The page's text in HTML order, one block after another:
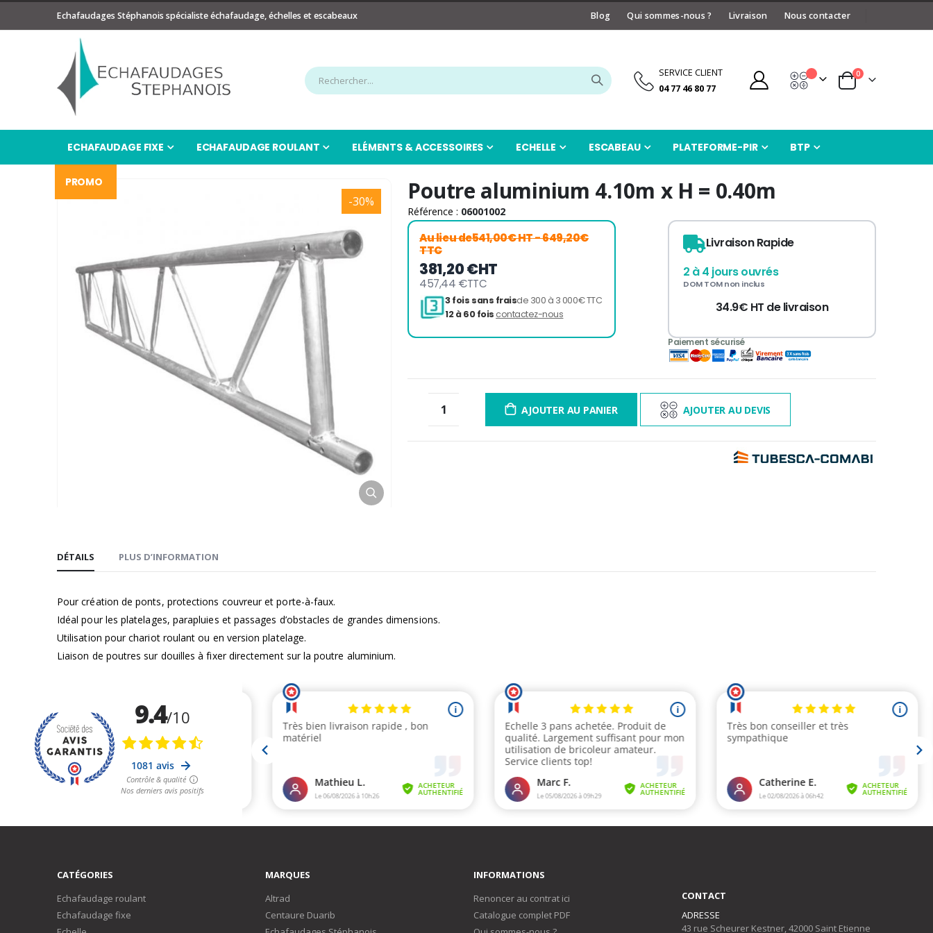
Echafaudages Stéphanois spécialiste échafaudage, échelles et escabeaux Blog Qui sommes-nous ? Livraison Nous contacter
SERVICE CLIENT
04 77 46 80 77
Panier
0articles
Devis
ECHAFAUDAGE FIXE ECHAFAUDAGE ROULANT ELÉMENTS & ACCESSOIRES ECHELLE ESCABEAU PLATEFORME-PIR BTP
PROMO
Passer
à
galerie
d’images
-30%
début
la
d’images
Poutre aluminium 4.10m x H = 0.40m
Référence : 06001002
Au lieu de541,00€ HT- 649,20€
TTC
381,20 €HT
457,44 €TTC
3 fois sans fraisde 300 à 3 000€ TTC
Livraison Rapide
2 à 4 jours ouvrés
DOM TOM non inclus
34.9€ HT de livraison
AJOUTER AU PANIER AJOUTER AU DEVIS
DÉTAILS
Pour création de ponts, protections couvreur et porte-à-faux.
Idéal pour les platelages, parapluies et passages d’obstacles de grandes dimensions.
Utilisation pour chariot roulant ou en version platelage.
Liaison de poutres sur douilles à fixer directement sur la poutre aluminium.
PLUS D’INFORMATION
CATÉGORIES
Echafaudage roulant
Echafaudage fixe
MARQUES
Altrad
Centaure Duarib
INFORMATIONS
Renoncer au contrat ici
Catalogue complet PDF
CONTACT
ADRESSE
43 rue Scheurer Kestner, 42000 Saint Etienne